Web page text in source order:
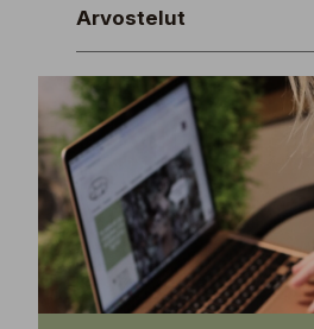
Arvostelut